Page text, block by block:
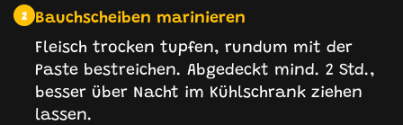
2 Bauchscheiben marinieren
Fleisch trocken tupfen, rundum mit der
Paste bestreichen. Abgedeckt mind. 2 Std.,
besser über Nacht im Kühlschrank ziehen
lassen.